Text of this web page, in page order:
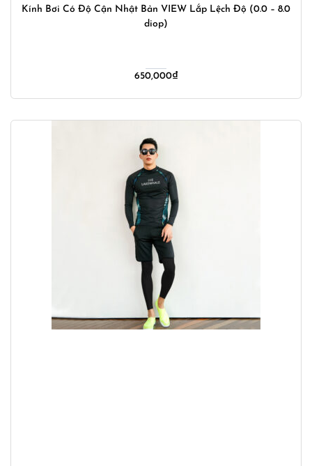
Kính Bơi Có Độ Cận Nhật Bản VIEW Lắp Lệch Độ (0.0 – 8.0
diop)
650,000₫